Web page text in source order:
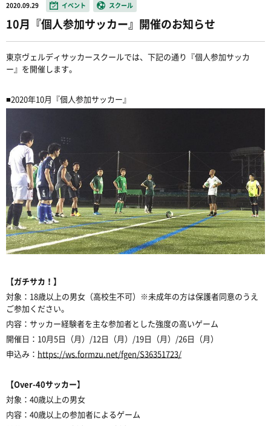
2020.09.29 イベント スクール
10月『個人参加サッカー』開催のお知らせ
東京ヴェルディサッカースクールでは、下記の通り『個人参加サッカ
ー』を開催します。
■2020年10月『個人参加サッカー』
【ガチサカ！】
対象：18歳以上の男女（高校生不可）※未成年の方は保護者同意のうえ
ご参加ください。
内容：サッカー経験者を主な参加者とした強度の高いゲーム
開催日：10月5日（月）/12日（月）/19日（月）/26日（月）
申込み： https://ws.formzu.net/fgen/S36351723/
【Over-40サッカー】
対象：40歳以上の男女
内容：40歳以上の参加者によるゲーム